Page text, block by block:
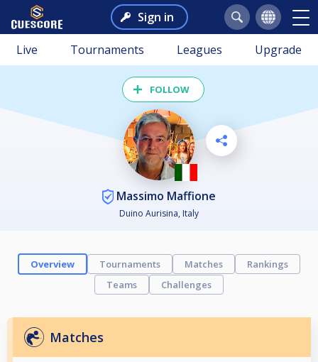
Sign in
Live Tournaments Leagues Upgrade
FOLLOW
Massimo Maffione
Duino Aurisina, Italy
Overview Tournaments Matches
Rankings
Teams
Challenges
Matches